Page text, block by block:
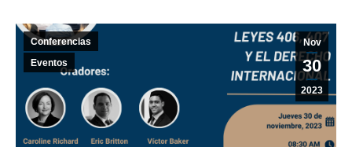
Nov
30
2023
Conferencias
Eventos